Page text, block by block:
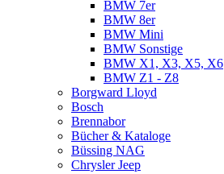
BMW 7er
BMW 8er
BMW Mini
BMW Sonstige
BMW X1, X3, X5, X6
BMW Z1 - Z8
Borgward Lloyd
Bosch
Brennabor
Bücher & Kataloge
Büssing NAG
Chrysler Jeep